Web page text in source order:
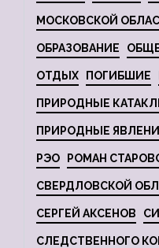
МОСКОВСКОЙ
ОБРАЗОВАНИЕ
ОТДЫХ ПОГИБШИЕ
ПРИРОДНЫЕ
ПРИРОДНЫЕ
РЭО РОМАН
СВЕРДЛОВСКОЙ
СЕРГЕЙ АКСЕНОВ
СЛЕДСТВЕННОГО